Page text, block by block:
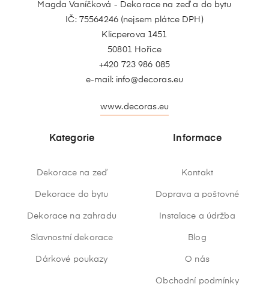
Magda Vaníčková - Dekorace na zeď a do bytu
IČ: 75564246 (nejsem plátce DPH)
Klicperova 1451
50801 Hořice
+420 723 986 085
e-mail: info@decoras.eu
www.decoras.eu
Kategorie
Dekorace na zeď
Dekorace do bytu
Dekorace na zahradu
Slavnostní dekorace
Dárkové poukazy
Informace
Kontakt
Doprava a poštovné
Instalace a údržba
Blog
O nás
Obchodní podmínky